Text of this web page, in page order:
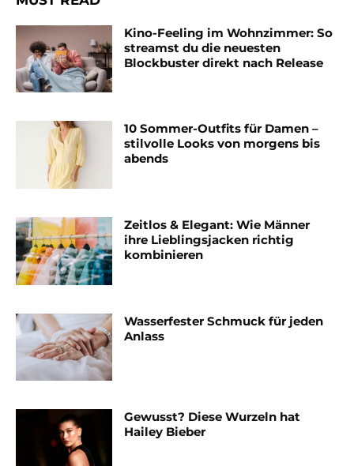
Kino-Feeling im Wohnzimmer: So
streamst du die neuesten
Blockbuster direkt nach Release
10 Sommer-Outfits für Damen –
stilvolle Looks von morgens bis
abends
Zeitlos & Elegant: Wie Männer
ihre Lieblingsjacken richtig
kombinieren
Wasserfester Schmuck für jeden
Anlass
Gewusst? Diese Wurzeln hat
Hailey Bieber